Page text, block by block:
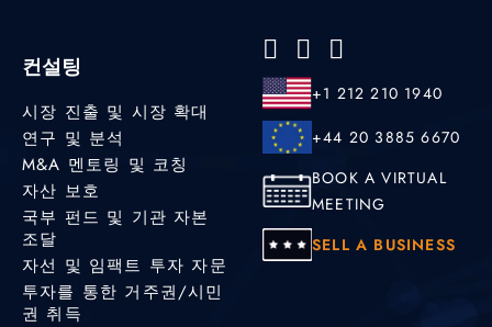
컨설팅
시장 진출 및 시장 확대
연구 및 분석
M&A 멘토링 및 코칭
자산 보호
국부 펀드 및 기관 자본
조달
자선 및 임팩트 투자 자문
투자를 통한 거주권/시민
권 취득
+1 212 210 1940
+44 20 3885 6670
BOOK A VIRTUAL
MEETING
SELL A BUSINESS